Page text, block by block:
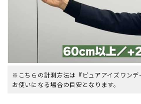
※こちらの計測方法は『ピュアアイズワンデ
お使いになる場合の目安となります。